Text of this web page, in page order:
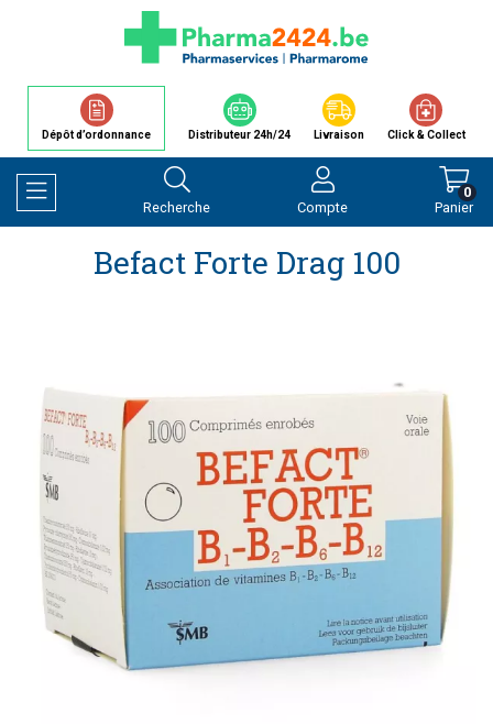
Dépôt d’ordonnance Distributeur 24h/24 Livraison Click & Collect
Afficher la navigation
Recherche Compte Panier
0
Befact Forte Drag 100